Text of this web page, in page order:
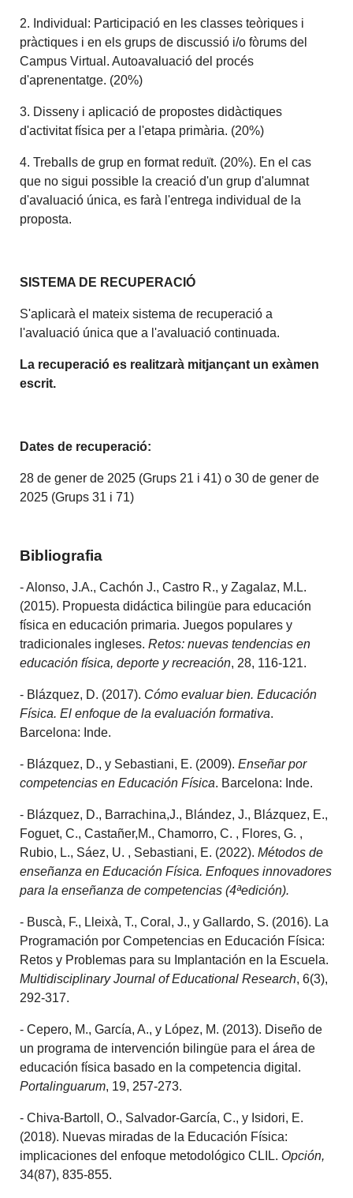
2. Individual: Participació en les classes teòriques i
pràctiques i en els grups de discussió i/o fòrums del
Campus Virtual. Autoavaluació del procés
d'aprenentatge. (20%)
3. Disseny i aplicació de propostes didàctiques
d'activitat física per a l'etapa primària. (20%)
4. Treballs de grup en format reduït. (20%). En el cas
que no sigui possible la creació d'un grup d'alumnat
d'avaluació única, es farà l'entrega individual de la
proposta.
SISTEMA DE RECUPERACIÓ
S'aplicarà el mateix sistema de recuperació a
l'avaluació única que a l'avaluació continuada.
La recuperació es realitzarà mitjançant un exàmen
escrit.
Dates de recuperació:
28 de gener de 2025 (Grups 21 i 41) o 30 de gener de
2025 (Grups 31 i 71)
Bibliografia
- Alonso, J.A., Cachón J., Castro R., y Zagalaz, M.L.
(2015). Propuesta didáctica bilingüe para educación
física en educación primaria. Juegos populares y
tradicionales ingleses.Retos: nuevas tendencias en
educación física, deporte y recreación, 28, 116-121.
- Blázquez, D. (2017). Cómo evaluar bien. Educación
Física. El enfoque de la evaluación formativa.
Barcelona: Inde.
- Blázquez, D., y Sebastiani, E. (2009).Enseñar por
competencias en Educación Física. Barcelona: Inde.
- Blázquez, D., Barrachina,J., Blández, J., Blázquez, E.,
Foguet, C., Castañer,M., Chamorro, C. , Flores, G. ,
Rubio, L., Sáez, U. , Sebastiani, E. (2022).Métodos de
enseñanza en Educación Física. Enfoques innovadores
para la enseñanza de competencias (4ªedición).
- Buscà, F., Lleixà, T., Coral, J., y Gallardo, S. (2016). La
Programación por Competencias en Educación Física:
Retos y Problemas para su Implantación en la Escuela.
Multidisciplinary Journal of Educational Research, 6(3),
292-317.
- Cepero, M., García, A., y López, M. (2013). Diseño de
un programa de intervención bilingüe para el área de
educación física basado en la competencia digital.
Portalinguarum, 19, 257-273.
- Chiva-Bartoll, O., Salvador-García, C., y Isidori, E.
(2018). Nuevas miradas de la Educación Física:
implicaciones del enfoque metodológico CLIL. Opción,
34(87), 835-855.